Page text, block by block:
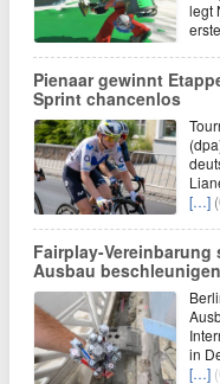
legt
Pienaar gewinnt
Sprint chancenlos
[…]
Fairplay-
Ausbau beschleunigen
in
[…]